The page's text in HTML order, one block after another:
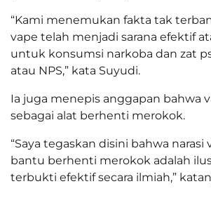
“Kami menemukan fakta tak
vape telah menjadi sarana efektif
untuk konsumsi narkoba dan zat
atau NPS,” kata Suyudi.
Ia juga menepis anggapan bahwa
sebagai alat berhenti merokok.
“Saya tegaskan disini bahwa narasi
bantu berhenti merokok adalah
terbukti efektif secara ilmiah,”